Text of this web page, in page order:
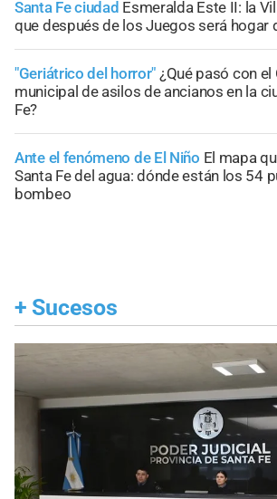
Santa Fe ciudad Esmeralda Este II: la
que después de los Juegos será hogar
"Geriátrico del horror" ¿Qué pasó con
municipal de asilos de ancianos en la
Fe?
Ante el fenómeno de El Niño El mapa
Santa Fe del agua: dónde están los 54
bombeo
+ Sucesos